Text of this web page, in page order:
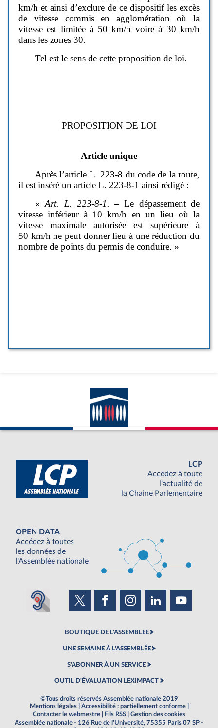
LCP
Accédez à toute
l'actualité de
la Chaine Parlementaire
OPEN DATA
Accédez à toutes
les données de
l'Assemblée nationale
BOUTIQUE DE L'ASSEMBLEE
UNE SEMAINE À L'ASSEMBLÉE
S'ABONNER À UN SERVICE
OUTIL D'ÉVALUATION LEXIMPACT
©Tous droits réservés Assemblée nationale 2019
Mentions légales
Accessibilité : partiellement conforme
Contacter le webmestre
Fils RSS
Gestion des cookies
Assemblée nationale - 126 Rue de l'Université, 75355 Paris 07 SP -